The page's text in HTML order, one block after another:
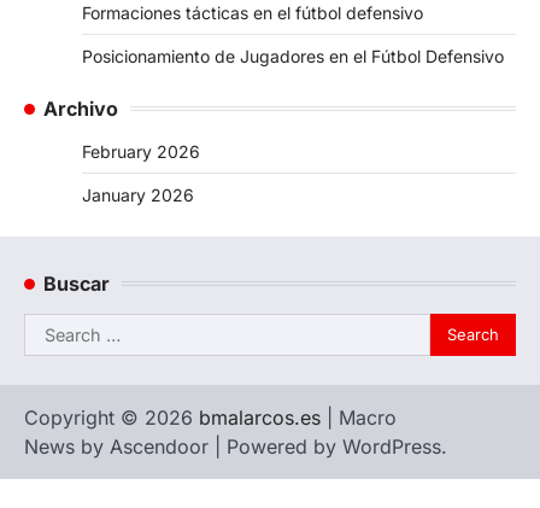
Formaciones tácticas en el fútbol defensivo
Posicionamiento de Jugadores en el Fútbol Defensivo
Archivo
February 2026
January 2026
Buscar
Search
for:
Copyright © 2026 bmalarcos.es | Macro
News by Ascendoor | Powered by WordPress.